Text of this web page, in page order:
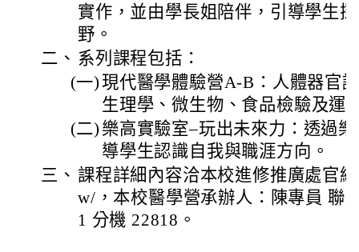
實作，並由學長姐陪伴，引導學生
野。
二、 系列課程包括：
(一)現代醫學體驗營A-B：人體器官
生理學、微生物、食品檢驗及運
(二) 樂高實驗室–玩出未來力：透過
導學生認識自我與職涯方向。
三、 課程詳細內容洽本校進修推廣處官
w/，本校醫學營承辦人：陳專員 聯
1 分機 22818。